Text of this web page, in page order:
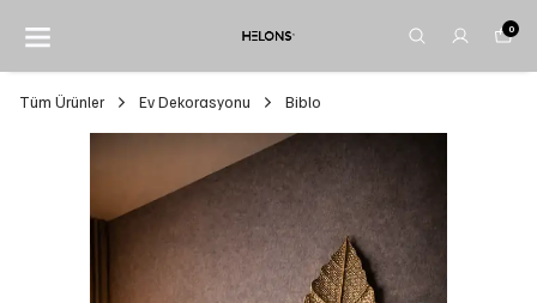
0
Tüm Ürünler Ev Dekorasyonu Biblo